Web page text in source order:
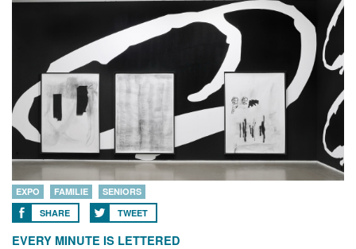
EXPO FAMILIE
SENIORS
SHARE
TWEET
EVERY MINUTE IS LETTERED